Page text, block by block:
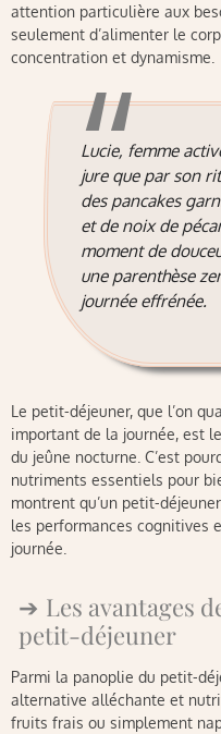
attention particulière aux
seulement d’alimenter le
concentration et dynamisme.
Lucie, femme
jure que par son
des pancakes
et de noix de
moment de
une parenthèse
journée effrénée.
Le petit-déjeuner, que l’on
important de la journée, est
du jeûne nocturne. C’est
nutriments essentiels pour
montrent qu’un petit-
les performances cognitives
journée.
Les avantages
petit-déjeuner
Parmi la panoplie du petit-
alternative alléchante et
fruits frais ou simplement